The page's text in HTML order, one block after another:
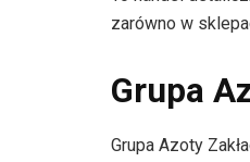
zarówno w
Grupa
Grupa Azoty